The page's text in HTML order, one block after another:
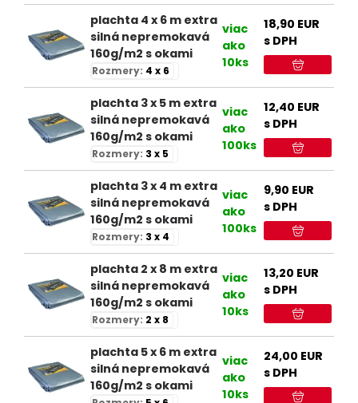
plachta 4 x 6 m extra
silná nepremokavá
160g/m2 s okami
Rozmery: 4 x 6
viac
ako
10ks
18,90 EUR
s DPH
plachta 3 x 5 m extra
silná nepremokavá
160g/m2 s okami
Rozmery: 3 x 5
viac
ako
100ks
12,40 EUR
s DPH
plachta 3 x 4 m extra
silná nepremokavá
160g/m2 s okami
Rozmery: 3 x 4
viac
ako
100ks
9,90 EUR
s DPH
plachta 2 x 8 m extra
silná nepremokavá
160g/m2 s okami
Rozmery: 2 x 8
viac
ako
10ks
13,20 EUR
s DPH
plachta 5 x 6 m extra
silná nepremokavá
160g/m2 s okami
viac
ako
10ks
24,00 EUR
s DPH